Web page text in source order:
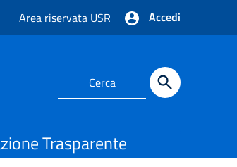
Area riservata USR Accedi
Trasparente